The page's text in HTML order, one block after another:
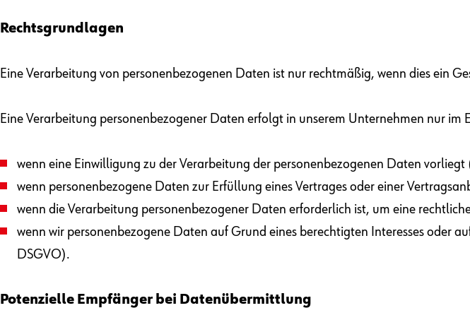
Rechtsgrundlagen
Eine Verarbeitung von personenbezogenen Daten ist nur rechtmäßig, wenn dies ein
Eine Verarbeitung personenbezogener Daten erfolgt in unserem Unternehmen nur
wenn eine Einwilligung zu der Verarbeitung der personenbezogenen Daten
wenn personenbezogene Daten zur Erfüllung eines Vertrages oder einer
wenn die Verarbeitung personenbezogener Daten erforderlich ist, um eine
wenn wir personenbezogene Daten auf Grund eines berechtigten Interesses oder
DSGVO).
Potenzielle Empfänger bei Datenübermittlung